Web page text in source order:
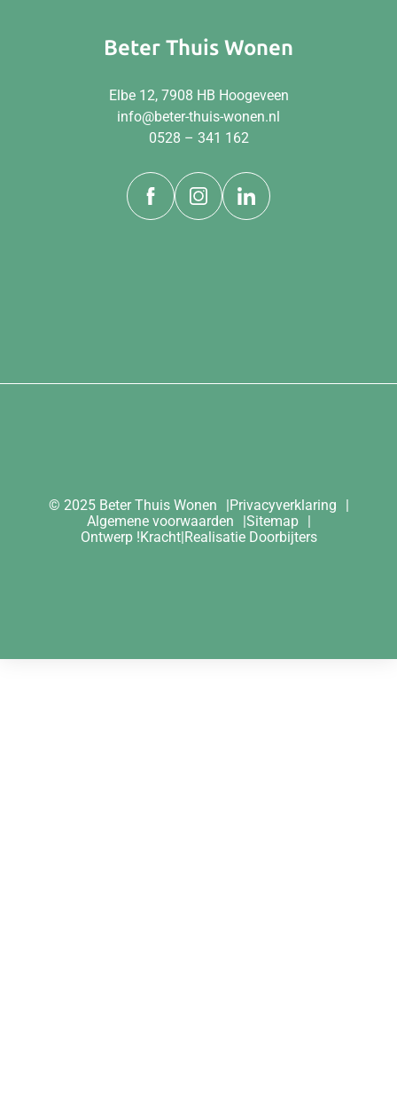
Beter Thuis Wonen
Elbe 12, 7908 HB Hoogeveen
info@beter-thuis-wonen.nl
0528 – 341 162
© 2025 Beter Thuis Wonen
Privacyverklaring
Algemene voorwaarden
Sitemap
Ontwerp !Kracht|Realisatie Doorbijters